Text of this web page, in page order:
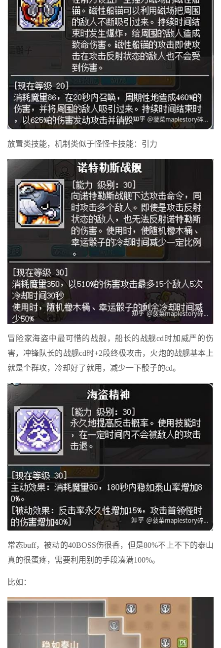
放置类技能，机制类似于怪怪卡技能：引力
冒险家海盗中最可惜的战舰，船长的战舰cd时加威严的伤
害，冲锋队长的战舰cd时+2段终极攻击，火炮的战舰基本上
就是个群攻，冷却好了就用，减少一下骰子的cd。
常态buff，被动的40BOSS伤很香，但是80%不上不下的泰山
真的很蛋疼，需要利用别的手段凑满100%。
比如：